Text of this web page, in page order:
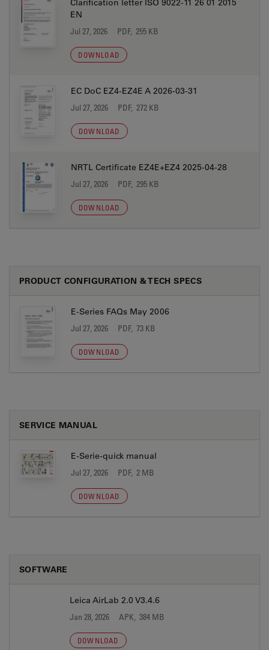
Clarification letter ISO 9022-11 26 01 2015
EN
Jul 27, 2026 PDF, 255 KB
DOWNLOAD
EC DoC EZ4-EZ4E A 2026-03-31
Jul 27, 2026 PDF, 272 KB
DOWNLOAD
NRTL Certificate EZ4E+EZ4 2025-04-28
Jul 27, 2026 PDF, 295 KB
DOWNLOAD
PRODUCT CONFIGURATION & TECH SPECS
E-Series FAQs May 2006
Jul 27, 2026 PDF, 73 KB
DOWNLOAD
SERVICE MANUAL
E-Serie-quick manual
Jul 27, 2026 PDF, 2 MB
DOWNLOAD
SOFTWARE
Leica AirLab 2.0 V3.4.6
Jan 28, 2026 APK, 384 MB
DOWNLOAD